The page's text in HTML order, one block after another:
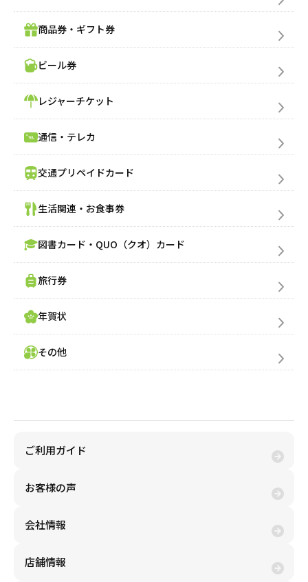
売りたい金券の買取価格を検索
買いたい金券を検索
商品券・ギフト券
ビール券
レジャーチケット
通信・テレカ
交通プリペイドカード
生活関連・お食事券
図書カード・QUO（クオ）カード
旅行券
年賀状
その他
ご利用ガイド
お客様の声
会社情報
店舗情報